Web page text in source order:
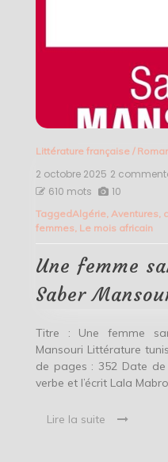
Littérature française/
2 octobre 2025 2
610 mots 10
TaggedAlgérie, Aventures
femmes Le mois africain
Une femme
Saber
Titre : Une femme
Mansouri Littérature
de pages : 352 Date
verbe et l’écrit Lala
Lire la suite